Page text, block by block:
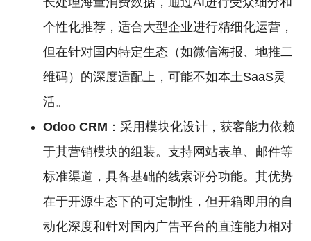
个性化推荐，适合大型企业进行精细化运营，
但在针对国内特定生态（如微信海报、地推二
维码）的深度适配上，可能不如本土SaaS灵
活。
Odoo CRM ：采用模块化设计，获客能力依赖
于其营销模块的组装。支持网站表单、邮件等
标准渠道，具备基础的线索评分功能。其优势
在于开源生态下的可定制性，但开箱即用的自
动化深度和针对国内广告平台的直连能力相对